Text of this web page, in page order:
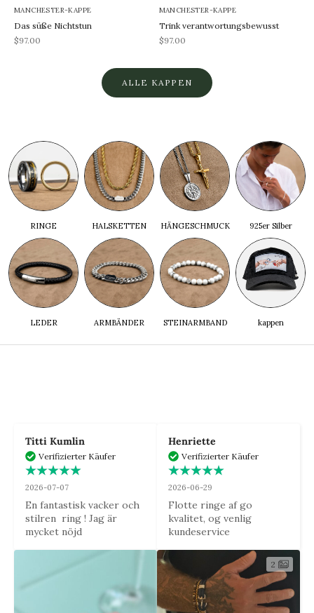
MANCHESTER-KAPPE
Das süße Nichtstun
REA-pris
$97.00
MANCHESTER-KAPPE
Trink verantwortungsbewusst
REA-pris
$97.00
ALLE KAPPEN
RINGE HALSKETTEN HÄNGESCHMUCK 925er Silber
LEDER ARMBÄNDER STEINARMBAND kappen
Titti Kumlin
Verifizierter Käufer
2026-07-07
En fantastisk vacker och
stilren  ring ! Jag är
mycket nöjd
Henriette
Verifizierter Käufer
2026-06-29
Flotte ringe af go
kvalitet, og venlig
kundeservice
2